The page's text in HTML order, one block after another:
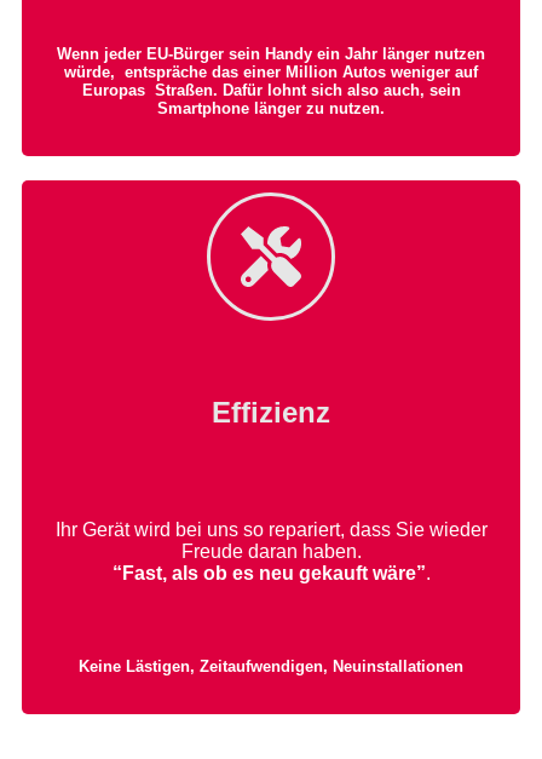
Wenn jeder EU-Bürger sein Handy ein Jahr länger nutzen
würde, entspräche das einer Million Autos weniger auf
Europas Straßen. Dafür lohnt sichalso auch, sein
Smartphone länger zu nutzen.
Effizienz
Ihr Gerät wird bei uns so repariert, dass Sie wieder
Freude daran haben.
“Fast, als ob es neu gekauft wäre”.
Keine Lästigen, Zeitaufwendigen, Neuinstallationen